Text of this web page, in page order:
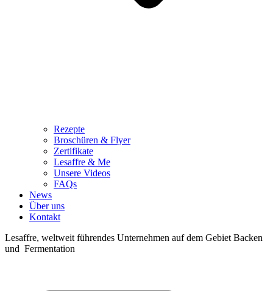
Rezepte
Broschüren & Flyer
Zertifikate
Lesaffre & Me
Unsere Videos
FAQs
News
Über uns
Kontakt
Lesaffre, weltweit führendes Unternehmen auf dem Gebiet Backen
und Fermentation